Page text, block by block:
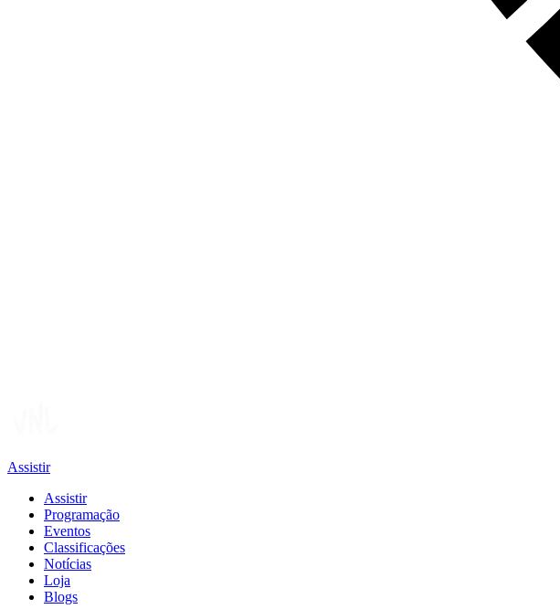
Assistir
Assistir
Programação
Eventos
Classificações
Notícias
Loja
Blogs